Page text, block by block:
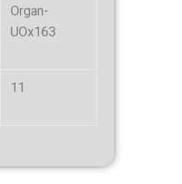
Organ-
UOx163
11